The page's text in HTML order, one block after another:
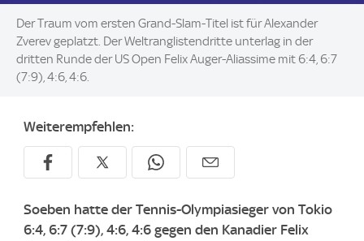
Der Traum vom ersten Grand-Slam-Titel ist für Alexander
Zverev geplatzt. Der Weltranglistendritte unterlag in der
dritten Runde der US Open Felix Auger-Aliassime mit 6:4, 6:7
(7:9), 4:6, 4:6.
Weiterempfehlen:
Soeben hatte der Tennis-Olympiasieger von Tokio
6:4, 6:7 (7:9), 4:6, 4:6 gegen den Kanadier Felix